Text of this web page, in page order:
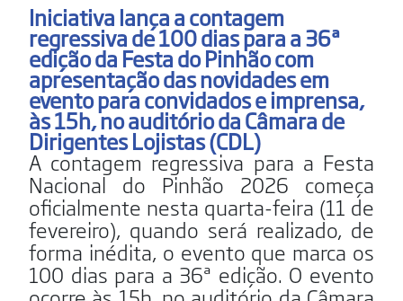
Iniciativa lança a contagem
regressiva de 100 dias para a 36ª
edição da Festa do Pinhão com
apresentação das novidades em
evento para convidados e imprensa,
às 15h, no auditório da Câmara de
Dirigentes Lojistas (CDL)
A contagem regressiva para a Festa
Nacional do Pinhão 2026 começa
oficialmente nesta quarta-feira (11 de
fevereiro), quando será realizado, de
forma inédita, o evento que marca os
100 dias para a 36ª edição. O evento